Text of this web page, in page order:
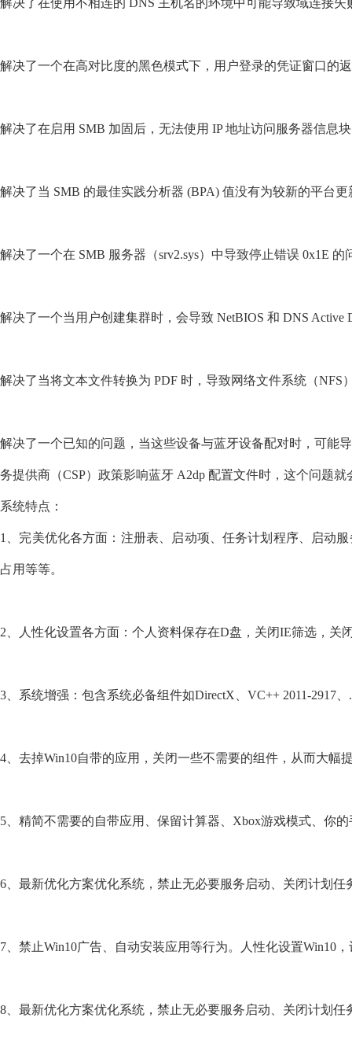
解决了在使用不相连的 DNS 主机名的环境中可能导致域连接失
解决了一个在高对比度的黑色模式下，用户登录的凭证窗口的
解决了在启用 SMB 加固后，无法使用 IP 地址访问服务器信息
解决了当 SMB 的最佳实践分析器 (BPA) 值没有为较新的平台
解决了一个在 SMB 服务器（srv2.sys）中导致停止错误 0x1E 的
解决了一个当用户创建集群时，会导致 NetBIOS 和 DNS Active
解决了当将文本文件转换为 PDF 时，导致网络文件系统（NFS
解决了一个已知的问题，当这些设备与蓝牙设备配对时，可能
务提供商（CSP）政策影响蓝牙 A2dp 配置文件时，这个问题就
系统特点：
1、完美优化各方面：注册表、启动项、任务计划程序、启动
占用等等。
2、人性化设置各方面：个人资料保存在D盘，关闭IE筛选，关
3、系统增强：包含系统必备组件如DirectX、VC++ 2011-2917、
4、去掉Win10自带的应用，关闭一些不需要的组件，从而大幅
5、精简不需要的自带应用、保留计算器、Xbox游戏模式、你
6、最新优化方案优化系统，禁止无必要服务启动、关闭计划任
7、禁止Win10广告、自动安装应用等行为。人性化设置Win10
8、最新优化方案优化系统，禁止无必要服务启动、关闭计划任